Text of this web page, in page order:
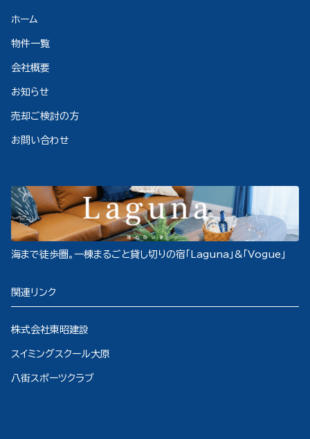
ホーム
物件一覧
会社概要
お知らせ
売却ご検討の方
お問い合わせ
海まで徒歩圏。一棟まるごと貸し切りの宿「Laguna」&「Vogue」
関連リンク
株式会社東昭建設
スイミングスクール大原
八街スポーツクラブ